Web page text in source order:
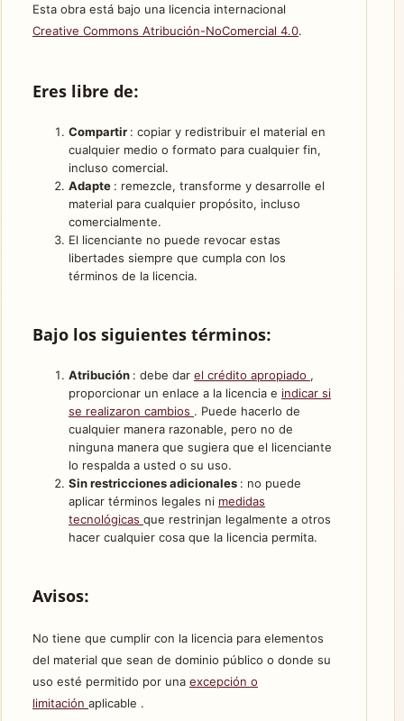
Esta obra está bajo una licencia internacional
Creative Commons Atribución-NoComercial 4.0.
Eres libre de:
Compartir : copiar y redistribuir el material en
cualquier medio o formato para cualquier fin,
incluso comercial.
Adapte : remezcle, transforme y desarrolle el
material para cualquier propósito, incluso
comercialmente.
El licenciante no puede revocar estas
libertades siempre que cumpla con los
términos de la licencia.
Bajo los siguientes términos:
Atribución : debe dar el crédito apropiado ,
proporcionar un enlace a la licencia e indicar si
se realizaron cambios . Puede hacerlo de
cualquier manera razonable, pero no de
ninguna manera que sugiera que el licenciante
lo respalda a usted o su uso.
Sin restricciones adicionales : no puede
aplicar términos legales ni medidas
tecnológicas que restrinjan legalmente a otros
hacer cualquier cosa que la licencia permita.
Avisos:
No tiene que cumplir con la licencia para elementos
del material que sean de dominio público o donde su
uso esté permitido por una excepción o
limitación aplicable .